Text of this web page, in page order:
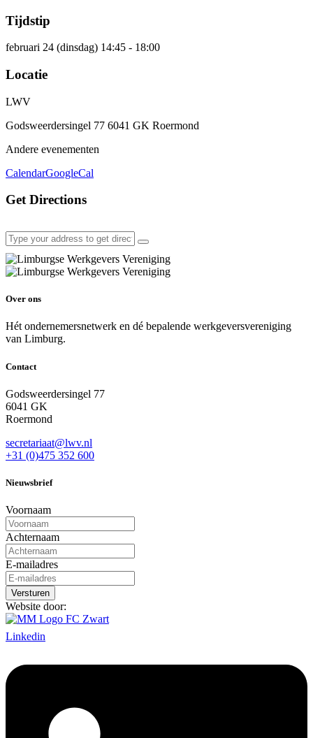
Tijdstip
februari 24 (dinsdag) 14:45 - 18:00
Locatie
LWV
Godsweerdersingel 77 6041 GK Roermond
Andere evenementen
CalendarGoogleCal
Get Directions
Over ons
Hét ondernemersnetwerk en dé bepalende werkgeversvereniging
van Limburg.
Contact
Godsweerdersingel 77
6041 GK
Roermond
secretariaat@lwv.nl
+31 (0)475 352 600
Nieuwsbrief
Voornaam
Achternaam
E-mailadres
Website door:
Linkedin